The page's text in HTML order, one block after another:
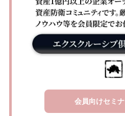
会員向けセミ